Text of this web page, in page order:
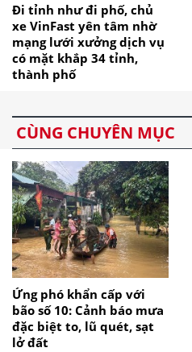
Đi tỉnh như đi phố, chủ
xe VinFast yên tâm nhờ
mạng lưới xưởng dịch vụ
có mặt khắp 34 tỉnh,
thành phố
CÙNG CHUYÊN MỤC
Ứng phó khẩn cấp với
bão số 10: Cảnh báo mưa
đặc biệt to, lũ quét, sạt
lở đất